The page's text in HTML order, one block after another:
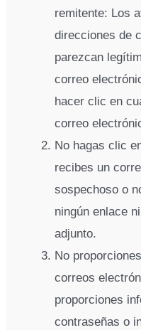
remitente: Los
direcciones de
parezcan
correo
hacer clic en
correo
No hagas clic
recibes un
sospechoso o
ningún enlace
adjunto.
No
correos
proporciones
contraseñas o